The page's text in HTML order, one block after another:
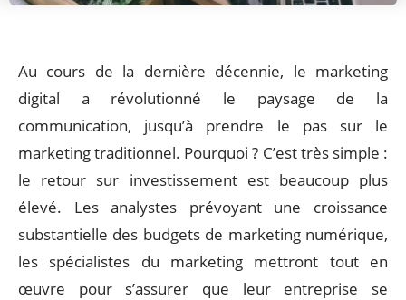
Au cours de la dernière décennie, le marketing
digital a révolutionné le paysage de la
communication, jusqu’à prendre le pas sur le
marketing traditionnel. Pourquoi ? C’est très simple :
le retour sur investissement est beaucoup plus
élevé. Les analystes prévoyant une croissance
substantielle des budgets de marketing numérique,
les spécialistes du marketing mettront tout en
œuvre pour s’assurer que leur entreprise se